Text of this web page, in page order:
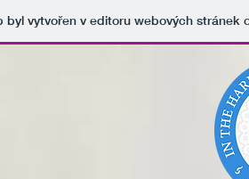
byl vytvořen v editoru webových stránek